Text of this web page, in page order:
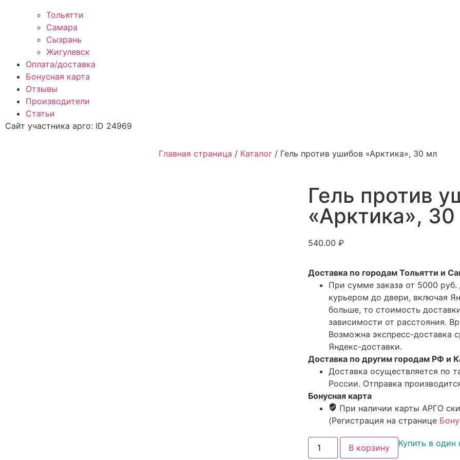
Тольятти
Самара
Сызрань
Жигулевск
Оплата/доставка
Бонусная карта
Отзывы
Производители
Статьи
Сайт участника арго: ID 24969
Главная страница / Каталог / Гель против ушибов «Арктика», 30 мл
Гель против
«Арктика»,
540.00 ₽
Доставка по городам Тольятти и
При сумме заказа от 5000 руб.
курьером до двери, включая
больше, то стоимость
зависимости от расстояния.
Возможна экспресс-доставка
Яндекс-доставки.
Доставка по другим городам РФ и
Доставка осуществляется по
России. Отправка
Бонусная карта
При наличии карты АРГО
(Регистрация на странице
В корзину Купить в один